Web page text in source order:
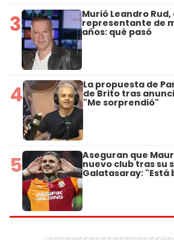
3 Murió Leandro
representante de
años: qué pasó
4 La propuesta de
de Brito tras
"Me sorprendió"
5 Aseguran que
nuevo club tras su
Galatasaray: "Está